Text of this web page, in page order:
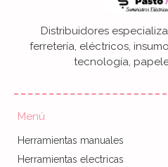
Distribuidores
ferretería, eléctricos,
tecnología,
Menú
Herramientas manuales
Herramientas electricas